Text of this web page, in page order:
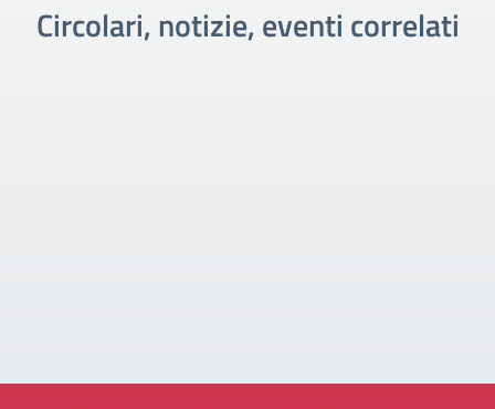
Circolari, notizie, eventi correlati